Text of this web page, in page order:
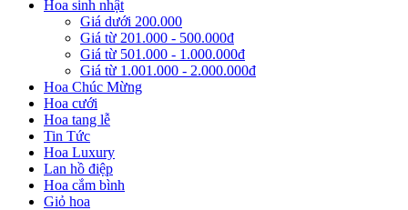
Hoa sinh nhật
Giá dưới 200.000
Giá từ 201.000 - 500.000đ
Giá từ 501.000 - 1.000.000đ
Giá từ 1.001.000 - 2.000.000đ
Hoa Chúc Mừng
Hoa cưới
Hoa tang lễ
Tin Tức
Hoa Luxury
Lan hồ điệp
Hoa cắm bình
Giỏ hoa